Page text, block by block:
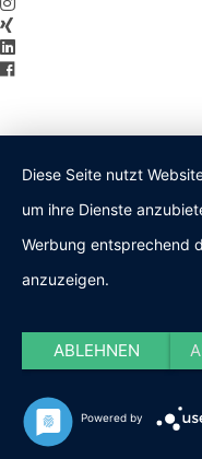
Diese Seite nutzt
um ihre Dienste
Werbung entsprechend
anzuzeigen.
ABLEHNEN
Powered by